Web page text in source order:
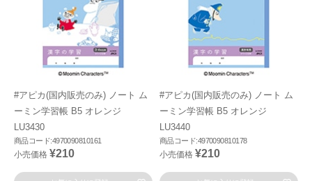
#アピカ(国内販売のみ) ノート ム
ーミン学習帳 B5 オレンジ
LU3430
商品コード:4970090810161
小売価格 ¥210
#アピカ(国内販売のみ) ノート ム
ーミン学習帳 B5 オレンジ
LU3440
商品コード:4970090810178
小売価格 ¥210